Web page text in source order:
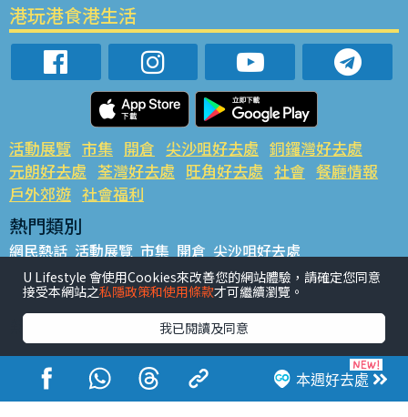
本週好去處
港玩港食港生活
活動展覽 市集 開倉 尖沙咀好去處 銅鑼灣好去處
元朗好去處 荃灣好去處 旺角好去處 社會 餐廳情報
戶外郊遊 社會福利
熱門類別
網民熱話 活動展覽 市集 開倉 尖沙咀好去處
銅鑼灣好去處 元朗好去處 荃灣好去處 旺角好去處 社會
餐廳情報 戶外郊遊
熱門標籤
#UGO搵好去處 #人氣活動推介 #美食社群熱話
#親子玩樂好去處
#ULifestyle應用程式
#限時搶
#UJetso禮物放送
#ULifestyle商戶中心 #著數 #網絡熱話
U Lifestyle 會使用Cookies來改善您的網站體驗，請確定您同意
接受本網站之私隱政策和使用條款才可繼續瀏覽。
我已閱讀及同意